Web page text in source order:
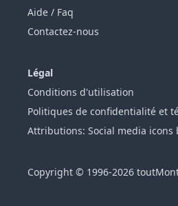
Aide / Faq
Contactez-nous
Légal
Conditions d'utilisation
Politiques de confidentialité et
Attributions: Social media icons
Copyright © 1996-2026